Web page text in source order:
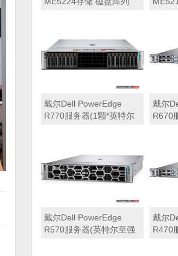
戴尔Dell PowerEdge
R770服务器(1颗*英特尔
PERC H965i阵列卡丨
800W双电源丨三年保修)
戴尔
R670
800W
戴尔Dell PowerEdge
R570服务器(英特尔至强
戴尔
R470